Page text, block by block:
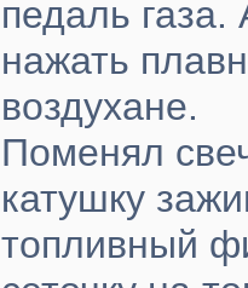
педаль газа.
нажать
воздухане.
Поменял
катушку
топливный